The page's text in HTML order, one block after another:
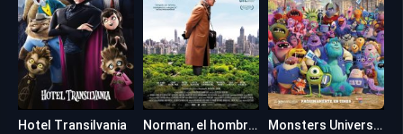
Hotel Transilvania
Norman, el hombre que lo conseguía todo
Monsters University